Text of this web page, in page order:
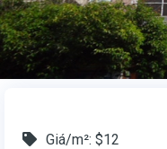
Giá/m²: $12